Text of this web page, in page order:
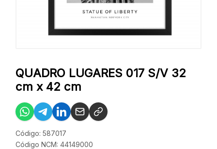
QUADRO LUGARES 017 S/V 32
cm x 42 cm
Código: 587017
Código NCM: 44149000